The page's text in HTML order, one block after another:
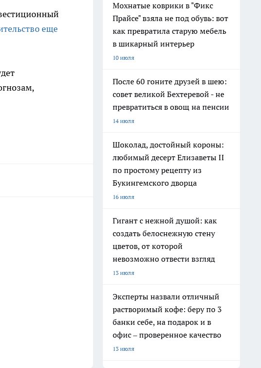
еще
Мохнатые коврики в "Фикс
Прайсе" взяла не под обувь: вот
как превратила старую мебель
в шикарный интерьер
10 июля
После 60 гоните друзей в шею:
совет великой Бехтеревой - не
превратиться в овощ на пенсии
14 июля
Шоколад, достойный короны:
любимый десерт Елизаветы II
по простому рецепту из
Букингемского дворца
16 июля
Гигант с нежной душой: как
создать белоснежную стену
цветов, от которой
невозможно отвести взгляд
13 июля
Эксперты назвали отличный
растворимый кофе: беру по 3
банки себе, на подарок и в
офис – проверенное качество
13 июля